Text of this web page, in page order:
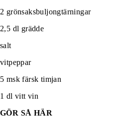
2 grönsaksbuljongtärningar
2,5 dl grädde
salt
vitpeppar
5 msk färsk timjan
1 dl vitt vin
GÖR SÅ HÄR